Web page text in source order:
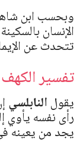
وبحسب ابن
الإنسان
تتحدث عن
تفسير الكهف
يقولالنابلسي
رأى نفسه يأوي
يجد من يعينه